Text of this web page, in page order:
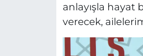
anlayışla hayat
verecek,